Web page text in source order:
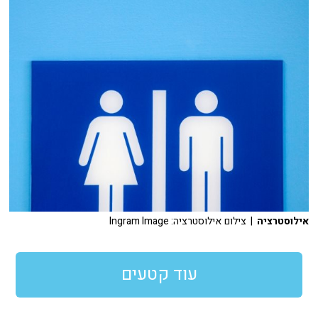
אילוסטרציה | צילום אילוסטרציה: Ingram Image
עוד קטעים